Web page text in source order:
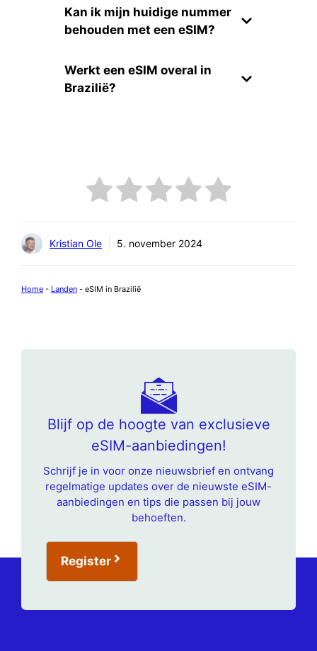
Kan ik mijn huidige nummer
behouden met een eSIM?
Werkt een eSIM overal in
Brazilië?
Kristian Ole 5. november 2024
Home - Landen - eSIM in Brazilië
Blijf op de hoogte van exclusieve
eSIM-aanbiedingen!
Schrijf je in voor onze nieuwsbrief en ontvang
regelmatige updates over de nieuwste eSIM-
aanbiedingen en tips die passen bij jouw
behoeften.
Register